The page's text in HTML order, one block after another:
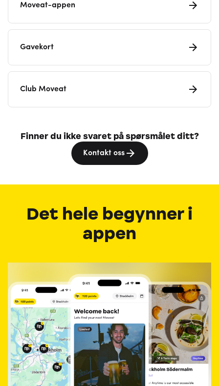
Moveat-appen
Gavekort
Club Moveat
Finner du ikke svaret på spørsmålet ditt?
Kontakt oss
Det hele begynner i
appen